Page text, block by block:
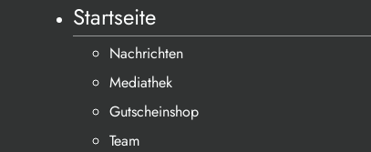
Startseite
Nachrichten
Mediathek
Gutscheinshop
Team